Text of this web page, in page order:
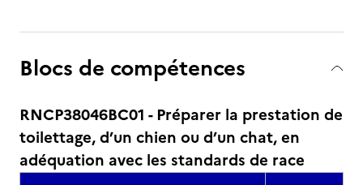
Blocs de compétences
RNCP38046BC01 - Préparer la prestation de
toilettage, d’un chien ou d’un chat, en
adéquation avec les standards de race